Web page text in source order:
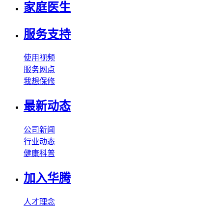
家庭医生
服务支持
使用视频
服务网点
我想保修
最新动态
公司新闻
行业动态
健康科普
加入华腾
人才理念